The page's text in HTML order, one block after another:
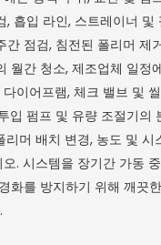
, 흡입 라인, 스트레이너 및
간 점검, 침전된 폴리머 제
월간 청소, 제조업체 일정
이어프램, 체크 밸브 및
입 펌프 및 유량 조절기의
리머 배치 변경, 농도 및 시
. 시스템을 장기간 가동
화를 방지하기 위해 깨끗